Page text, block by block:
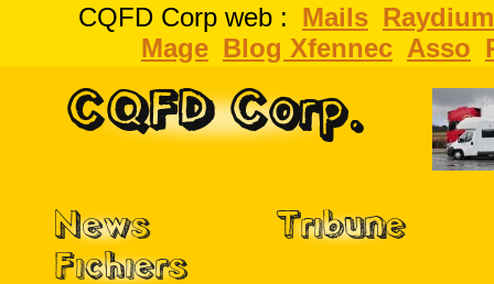
CQFD Corp web : Mails Raydium
Mage Blog Xfennec Asso
CQFD Corp.
News
Tribune
Fichiers